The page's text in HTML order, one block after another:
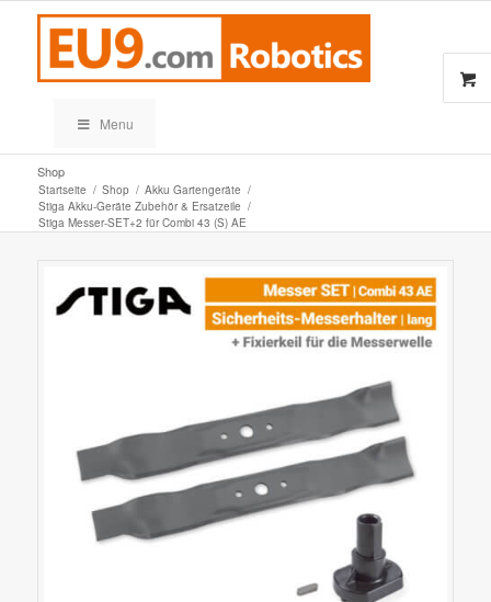
Menu
Shop
Startseite / Shop / Akku Gartengeräte /
Stiga Akku-Geräte Zubehör & Ersatzeile /
Stiga Messer-SET+2 für Combi 43 (S) AE